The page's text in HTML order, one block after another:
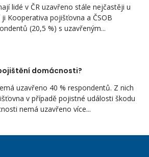
lidé v ČR uzavřeno stále nejčastěji u
Kooperativa pojišťovna a ČSOB
(20,5 %) s uzavřeným...
domácnosti?
uzavřeno 40 % respondentů. Z nich
v případě pojistné události škodu
nemá uzavřeno více...